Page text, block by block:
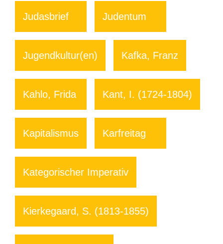
Judasbrief Judentum
Jugendkultur(en) Kafka, Franz
Kahlo, Frida Kant, I. (1724-1804)
Kapitalismus Karfreitag
Kategorischer Imperativ
Kierkegaard, S. (1813-1855)